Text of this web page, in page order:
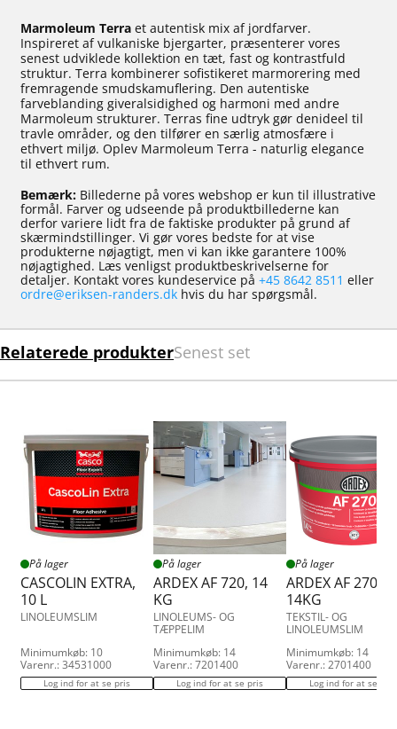
Marmoleum Terra et autentisk mix af jordfarver.
Inspireret af vulkaniske bjergarter, præsenterer vores
senest udviklede kollektion en tæt, fast og kontrastfuld
struktur. Terra kombinerer sofistikeret marmorering med
fremragende smudskamuflering. Den autentiske
farveblanding giveralsidighed og harmoni med andre
Marmoleum strukturer. Terras fine udtryk gør denideel til
travle områder, og den tilfører en særlig atmosfære i
ethvert miljø. Oplev Marmoleum Terra - naturlig elegance
til ethvert rum.
Bemærk: Billederne på vores webshop er kun til illustrative
formål. Farver og udseende på produktbillederne kan
derfor variere lidt fra de faktiske produkter på grund af
skærmindstillinger. Vi gør vores bedste for at vise
produkterne nøjagtigt, men vi kan ikke garantere 100%
nøjagtighed. Læs venligst produktbeskrivelserne for
detaljer. Kontakt vores kundeservice på +45 8642 8511 eller
ordre@eriksen-randers.dk hvis du har spørgsmål.
Relaterede produkterSenest set
På lager
CASCOLIN EXTRA,
10 L
LINOLEUMSLIM
Minimumkøb: 10
Varenr.: 34531000
Log ind for at se pris
På lager
ARDEX AF 720, 14
KG
LINOLEUMS- OG
TÆPPELIM
Minimumkøb: 14
Varenr.: 7201400
Log ind for at se pris
På lager
ARDEX AF 270,
14KG
TEKSTIL- OG
LINOLEUMSLIM
Minimumkøb: 14
Varenr.: 2701400
Log ind for at se pris